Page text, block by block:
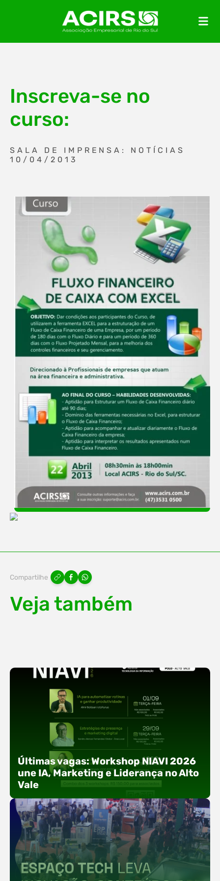
Inscreva-se no
curso:
SALA DE IMPRENSA: NOTÍCIAS
10/04/2013
Compartilhe
Veja também
Últimas vagas: Workshop NIAVI 2026
une IA, Marketing e Liderança no Alto
Vale